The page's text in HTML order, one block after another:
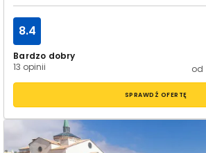
Bardzo dobry
13 opinii
8.4
od
SPRAWDŹ OFERTĘ